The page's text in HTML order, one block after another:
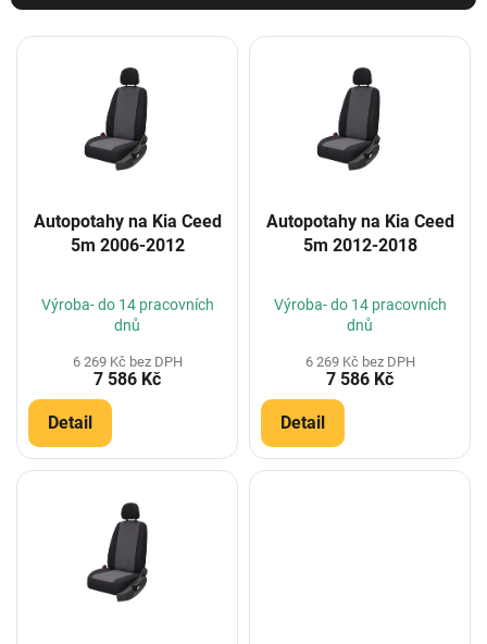
V
Autopotahy na Kia Ceed
5m 2006-2012
Výroba- do 14 pracovních
dnů
6 269 Kč bez DPH
7 586 Kč
Detail
Autopotahy na Kia Ceed
5m 2012-2018
Výroba- do 14 pracovních
dnů
6 269 Kč bez DPH
7 586 Kč
Detail